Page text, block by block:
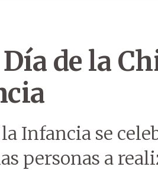
de la
Infancia se
personas a